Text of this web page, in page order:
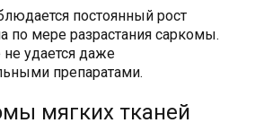
постоянный рост
по мере разрастания саркомы.
удается даже
препаратами.
мягких тканей